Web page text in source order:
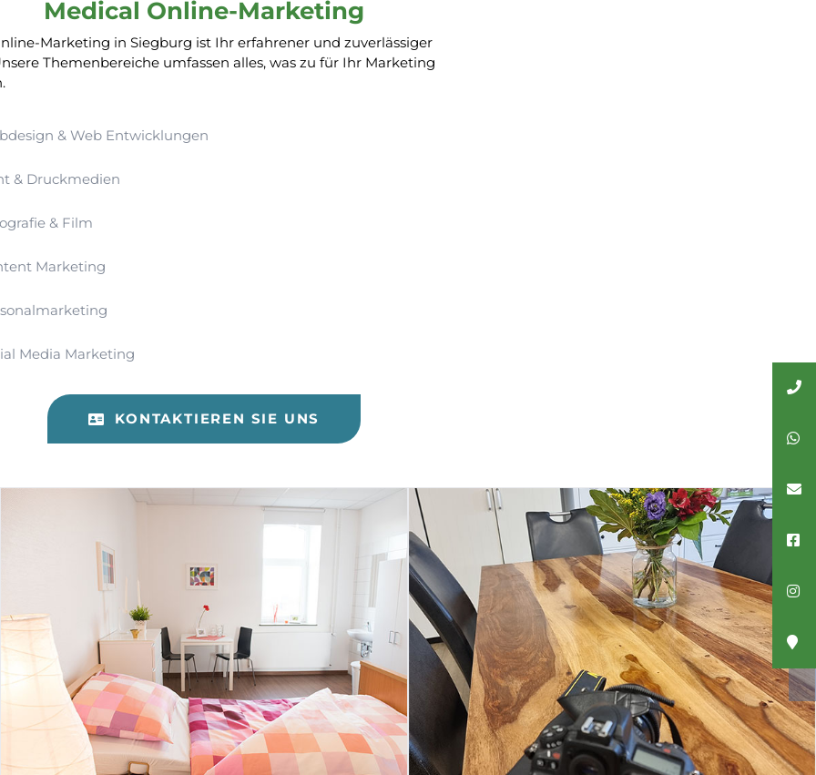
Medical Online-Marketing
Marketing in Siegburg ist Ihr erfahrener und zuverlässiger
Themenbereiche umfassen alles, was zu für Ihr Marketing
& Web Entwicklungen
& Druckmedien
& Film
Marketing
Media Marketing
KONTAKTIEREN SIE UNS